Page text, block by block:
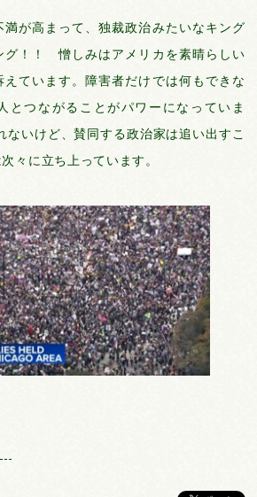
満が高まって、独裁政治みたいなキング
グ！！ 憎しみはアメリカを素晴らしい
えています。障害者だけでは何もできな
とつながることがパワーになっていま
ないけど、賛同する政治家は追い出すこ
々に立ち上っています。